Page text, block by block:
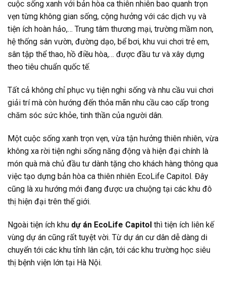
cuộc sống xanh với bản hòa ca thiên nhiên bao quanh trọn
vẹn từng không gian sống, cộng hưởng với các dịch vụ và
tiện ích hoàn hảo,… Trung tâm thương mại, trường mầm non,
hệ thống sân vườn, đường dạo, bể bơi, khu vui chơi trẻ em,
sân tập thể thao, hồ điều hòa,… được đầu tư và xây dựng
theo tiêu chuẩn quốc tế.
Tất cả không chỉ phục vụ tiện nghi sống và nhu cầu vui chơi
giải trí mà còn hướng đến thỏa mãn nhu cầu cao cấp trong
chăm sóc sức khỏe, tinh thần của người dân.
Một cuộc sống xanh trọn vẹn, vừa tận hưởng thiên nhiên, vừa
không xa rời tiện nghi sống năng động và hiện đại chính là
món quà mà chủ đầu tư dành tặng cho khách hàng thông qua
việc tạo dựng bản hòa ca thiên nhiên EcoLife Capitol. Đây
cũng là xu hướng mới đang được ưa chuộng tại các khu đô
thị hiện đại trên thế giới.
Ngoài tiện ích khu dự án EcoLife Capitol thì tiện ích liên kế
vùng dự án cũng rất tuyệt vời. Từ dự án cư dân dễ dàng di
chuyển tới các khu tỉnh lân cận, tới các khu trường học siêu
thị bệnh viện lớn tại Hà Nội.